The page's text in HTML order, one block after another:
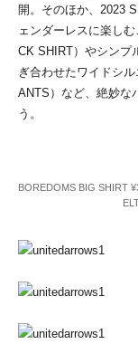
開。そのほか、2023
ェンダーレスに楽し
CK SHIRT）やシンプ
ぎ合わせたワイドシ
ANTS）など、絶妙な
う。
BOREDOMS BIG SHIRT